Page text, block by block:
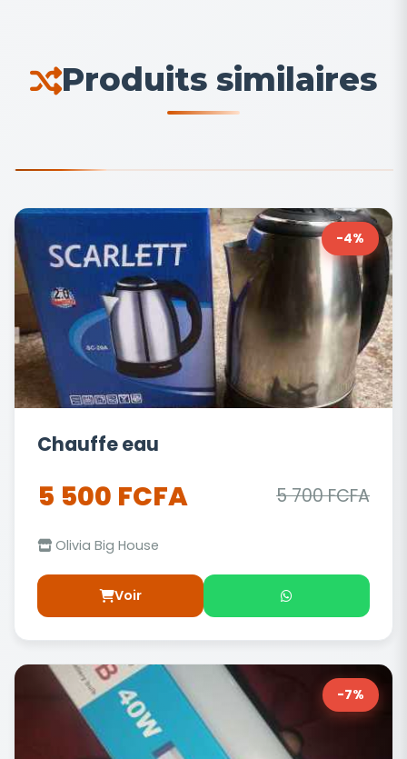
Produits similaires
-4%
Chauffe eau
5 500 FCFA 5 700 FCFA
Olivia Big House
Voir
-7%